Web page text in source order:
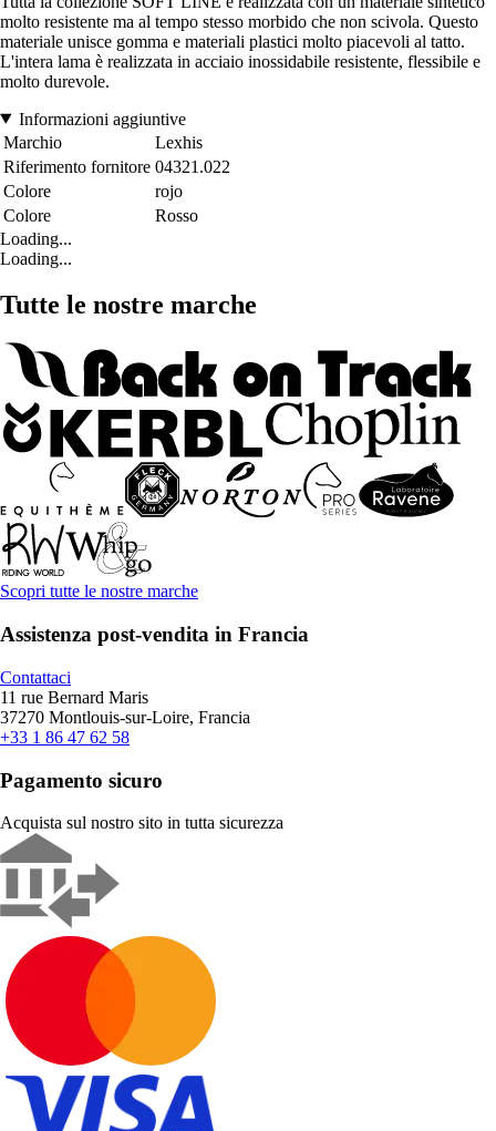
molto resistente ma al tempo stesso morbido che non scivola. Questo
materiale unisce gomma e materiali plastici molto piacevoli al tatto.
L'intera lama è realizzata in acciaio inossidabile resistente, flessibile e
molto durevole.
Informazioni aggiuntive
Marchio
Lexhis
Riferimento fornitore 04321.022
Colore
rojo
Colore
Rosso
Loading...
Loading...
Tutte le nostre marche
Scopri tutte le nostre marche
Assistenza post-vendita in Francia
Contattaci
11 rue Bernard Maris
37270 Montlouis-sur-Loire, Francia
+33 1 86 47 62 58
Pagamento sicuro
Acquista sul nostro sito in tutta sicurezza